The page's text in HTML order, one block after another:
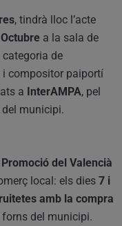
, tindrà lloc l’acte
a la sala de
categoria de
i compositor paiportí
a InterAMPA, pel
municipi.
del Valencià
local: els dies 7 i
amb la compra
del municipi.